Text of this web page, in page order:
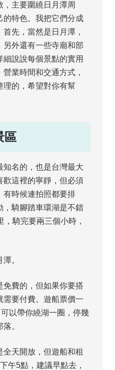
主要圍繞日月潭周
的特色。我把它們分成
先，當然是日月潭，
另外還有一些寺廟和部
說說每個景點的實用
業時間和交通方式，
理的，希望對你有幫
區
知名的，也是台灣最大
歡這裡的寧靜，但必須
有時候連拍照都要排
，騎腳踏車環湖是不錯
騎完要兩三個小時，
。
免費的，但如果你要搭
需要付費。遊船票價一
以帶你繞湖一圈，停幾
。
天開放，但遊船和租
午5點，建議早點去，